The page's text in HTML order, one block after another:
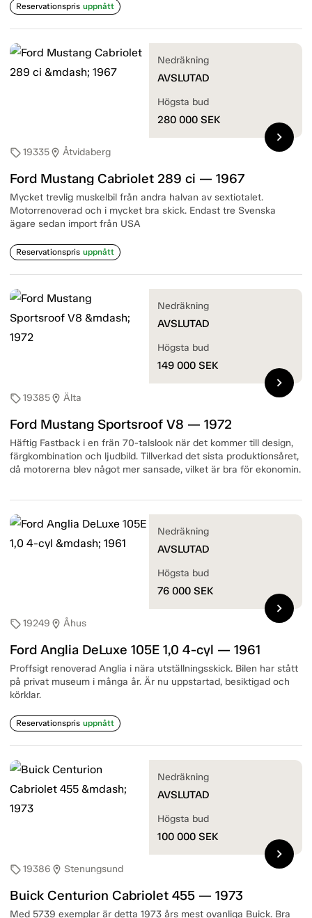
Reservationspris uppnått
sell19335location_on Åtvidaberg
Ford Mustang Cabriolet 289 ci — 1967
Mycket trevlig muskelbil från andra halvan av sextiotalet.
Motorrenoverad och i mycket bra skick. Endast tre Svenska
ägare sedan import från USA
Reservationspris uppnått
Nedräkning
AVSLUTAD
Högsta bud
280 000 SEK
chevron_right
sell19385location_on Älta
Ford Mustang Sportsroof V8 — 1972
Häftig Fastback i en frän 70-talslook när det kommer till design,
färgkombination och ljudbild. Tillverkad det sista produktionsåret,
då motorerna blev något mer sansade, vilket är bra för ekonomin.
Nedräkning
AVSLUTAD
Högsta bud
149 000 SEK
chevron_right
sell19249 location_on Åhus
Ford Anglia DeLuxe 105E 1,0 4-cyl — 1961
Proffsigt renoverad Anglia i nära utställningsskick. Bilen har stått
på privat museum i många år. Är nu uppstartad, besiktigad och
körklar.
Reservationspris uppnått
Nedräkning
AVSLUTAD
Högsta bud
76 000 SEK
chevron_right
sell19386 location_on Stenungsund
Buick Centurion Cabriolet 455 — 1973
Med 5739 exemplar är detta 1973 års mest ovanliga Buick. Bra
Nedräkning
AVSLUTAD
Högsta bud
100 000 SEK
chevron_right